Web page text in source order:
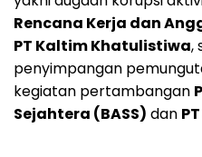
Rencana Kerja dan
PT Kaltim Khatulistiwa,
penyimpangan
kegiatan pertambangan
Sejahtera (BASS) dan